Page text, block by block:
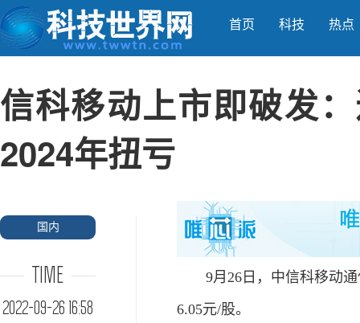
首页 科技 热点
信科移动上市即破发
2024年扭亏
国内
TIME
2022-09-26 16:58
9月26日，中信科移动通
6.05元/股。